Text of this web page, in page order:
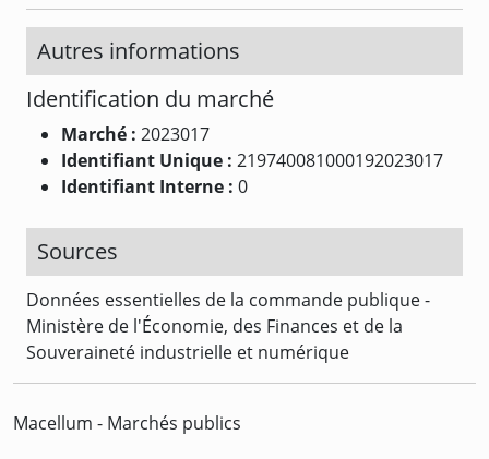
Autres informations
Identification du marché
Marché : 2023017
Identifiant Unique : 219740081000192023017
Identifiant Interne : 0
Sources
Données essentielles de la commande publique -
Ministère de l'Économie, des Finances et de la
Souveraineté industrielle et numérique
Macellum - Marchés publics